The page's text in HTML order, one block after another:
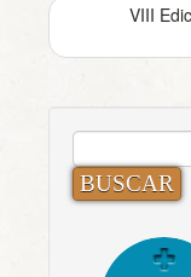
VIII
BUSCAR: